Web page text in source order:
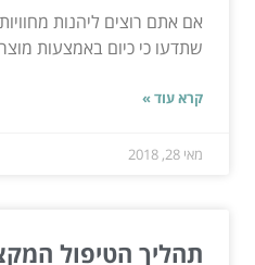
אם אתם רוצים ליהנות
שתדעו כי כיום באמצעות
קרא עוד »
מאי 28, 2018
תהליך הטיפול